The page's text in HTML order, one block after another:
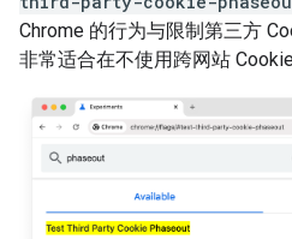
Chrome 的行为与限制第三方
非常适合在不使用跨网站